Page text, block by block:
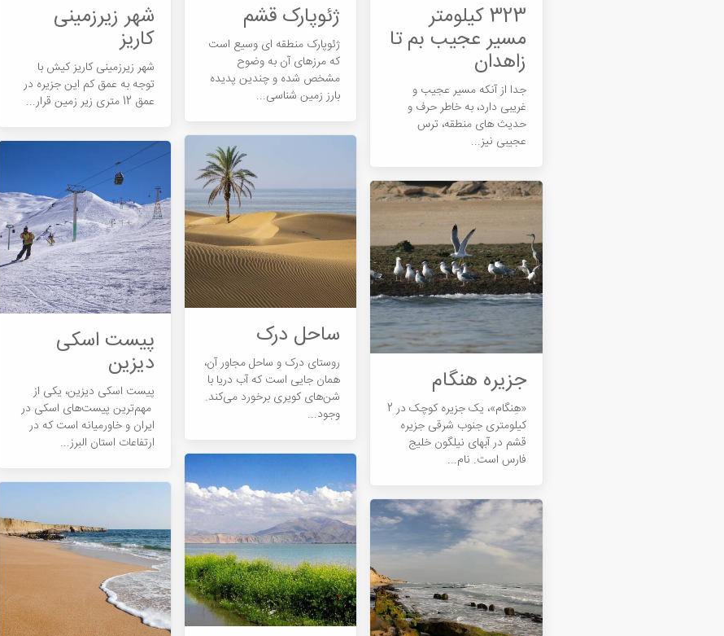
323 کیلومتر
مسیر عجیب بم تا
زاهدان
جدا از آنکه مسیر عجیب و
غریبی دارد، به خاطر حرف و
حدیث های منطقه، ترس
عجیبی نیز...
ژئوپارک قشم
ژئوپارک منطقه ای وسیع است
که مرزهای آن به وضوح
مشخص شده و چندین پدیده
بارز زمین ‌شناسی...
شهر زیرزمینی
کاریز
شهر زیرزمینی کاریز کیش با
توجه به عمق کم این جزیره در
عمق 12 متری زیر زمین قرار...
جزیره هنگام
«هِنگام»، یک جزیره کوچک در 2
کیلومتری جنوب شرقی جزیره
قشم در آب­های نیلگون خلیج
فارس است. نام...
ساحل درک
روستای درک و ساحل مجاور آن،
همان جایی است که آب دریا با
شن‎های کویری برخورد می‎کند.
وجود...
پیست اسکی
دیزین
پیست اسکی دیزین، یکی از
مهم‌ترین پیست‎های اسکی در
ایران و خاورمیانه است که در
ارتفاعات استان البرز...